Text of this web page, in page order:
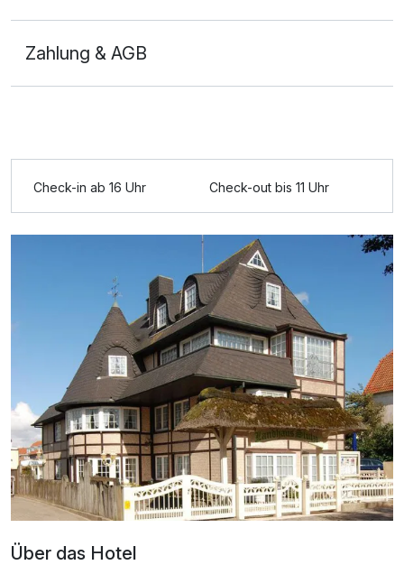
p.P. ab303,82 €
Appartement Nebenhaus B
2 Erwachsene
Ausstattung
Zusatznächte
Für 5 Tage 264,22 €
Zahlung & AGB
Check-in ab 16 Uhr Check-out bis 11 Uhr
Über das Hotel